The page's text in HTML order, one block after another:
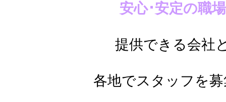
安心･安定の職
提供できる会社
各地でスタッフを